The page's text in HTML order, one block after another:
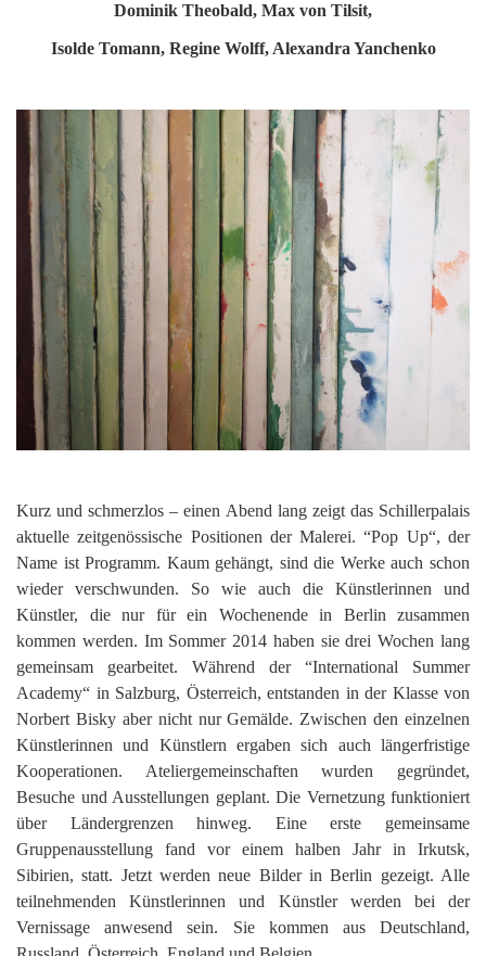
Dominik Theobald, Max von Tilsit,
Isolde Tomann, Regine Wolff, Alexandra Yanchenko
Kurz und schmerzlos – einen Abend lang zeigt das Schillerpalais
aktuelle zeitgenössische Positionen der Malerei. “Pop Up“, der
Name ist Programm. Kaum gehängt, sind die Werke auch schon
wieder verschwunden. So wie auch die Künstlerinnen und
Künstler, die nur für ein Wochenende in Berlin zusammen
kommen werden. Im Sommer 2014 haben sie drei Wochen lang
gemeinsam gearbeitet. Während der “International Summer
Academy“ in Salzburg, Österreich, entstanden in der Klasse von
Norbert Bisky aber nicht nur Gemälde. Zwischen den einzelnen
Künstlerinnen und Künstlern ergaben sich auch längerfristige
Kooperationen. Ateliergemeinschaften wurden gegründet,
Besuche und Ausstellungen geplant. Die Vernetzung funktioniert
über Ländergrenzen hinweg. Eine erste gemeinsame
Gruppenausstellung fand vor einem halben Jahr in Irkutsk,
Sibirien, statt. Jetzt werden neue Bilder in Berlin gezeigt. Alle
teilnehmenden Künstlerinnen und Künstler werden bei der
Vernissage anwesend sein. Sie kommen aus Deutschland,